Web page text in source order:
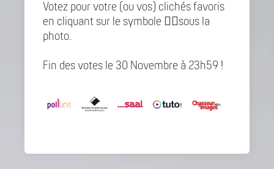
Votez pour votre (ou vos) clichés favoris
en cliquant sur le symbole 👍🏽sous la
photo.
Fin des votes le 30 Novembre à 23h59 !